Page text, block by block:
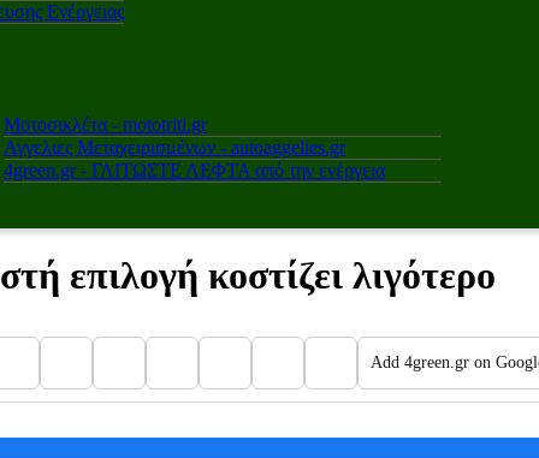
Ενέργειας
Μοτοσικλέτα - mototriti.gr
Αγγελιες Μεταχειρισμένων - autoaggelies.gr
4green.gr - ΓΛΙΤΩΣΤΕ ΛΕΦΤΑ από την ενέργεια
επιλογή κοστίζει λιγότερο
Add 4green.gr on